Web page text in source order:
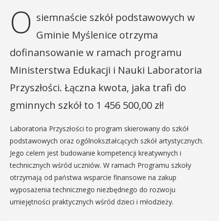
O siemnaście szkół podstawowych w
Gminie Myślenice otrzyma
dofinansowanie w ramach programu
Ministerstwa Edukacji i Nauki Laboratoria
Przyszłości. Łączna kwota, jaka trafi do
gminnych szkół to 1 456 500,00 zł!
Laboratoria Przyszłości to program skierowany do szkół
podstawowych oraz ogólnokształcących szkół artystycznych.
Jego celem jest budowanie kompetencji kreatywnych i
technicznych wśród uczniów. W ramach Programu szkoły
otrzymają od państwa wsparcie finansowe na zakup
wyposażenia technicznego niezbędnego do rozwoju
umiejętności praktycznych wśród dzieci i młodzieży.